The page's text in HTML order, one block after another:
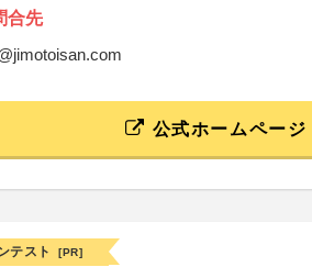
合先
公式ホームページ
テスト [PR]